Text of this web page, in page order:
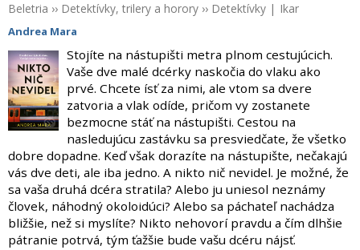
Beletria ›› Detektívky, trilery a horory ›› Detektívky | Ikar
Andrea Mara
Stojíte na nástupišti metra plnom cestujúcich.
Vaše dve malé dcérky naskočia do vlaku ako
prvé. Chcete ísť za nimi, ale vtom sa dvere
zatvoria a vlak odíde, pričom vy zostanete
bezmocne stáť na nástupišti. Cestou na
nasledujúcu zastávku sa presviedčate, že všetko
dobre dopadne. Keď však dorazíte na nástupište, nečakajú
vás dve deti, ale iba jedno. A nikto nič nevidel. Je možné, že
sa vaša druhá dcéra stratila? Alebo ju uniesol neznámy
človek, náhodný okoloidúci? Alebo sa páchateľ nachádza
bližšie, než si myslíte? Nikto nehovorí pravdu a čím dlhšie
pátranie potrvá, tým ťažšie bude vašu dcéru nájsť.